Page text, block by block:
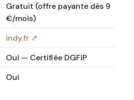
Gratuit (offre payante dès 9
€/mois)
indy.fr ↗
Oui — Certifiée DGFiP
Oui